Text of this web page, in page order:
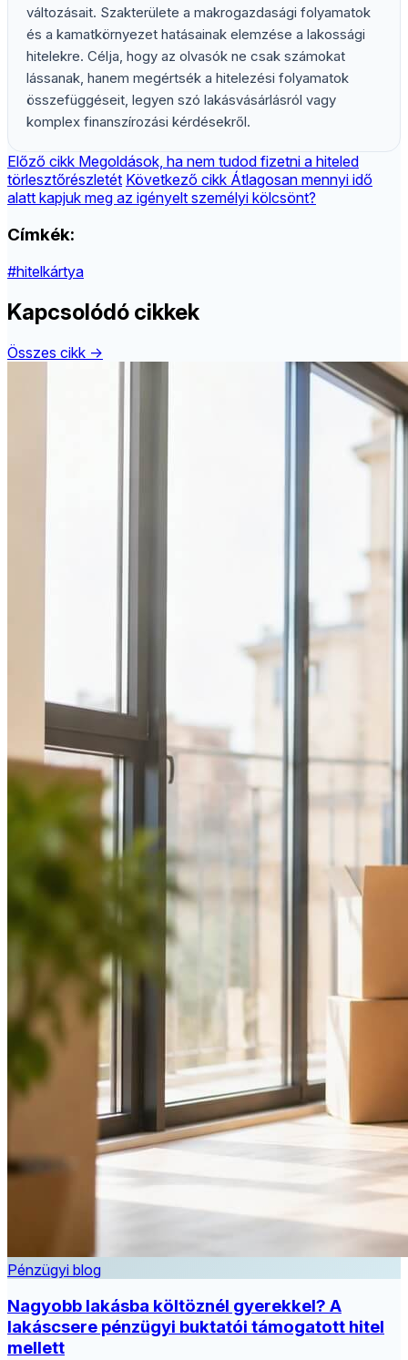
változásait. Szakterülete a makrogazdasági folyamatok
és a kamatkörnyezet hatásainak elemzése a lakossági
hitelekre. Célja, hogy az olvasók ne csak számokat
lássanak, hanem megértsék a hitelezési folyamatok
összefüggéseit, legyen szó lakásvásárlásról vagy
komplex finanszírozási kérdésekről.
Előző cikk Megoldások, ha nem tudod fizetni a hiteled
törlesztőrészletét Következő cikk Átlagosan mennyi idő
alatt kapjuk meg az igényelt személyi kölcsönt?
Címkék:
#hitelkártya
Kapcsolódó cikkek
Összes cikk →
Pénzügyi blog
Nagyobb lakásba költöznél gyerekkel? A
lakáscsere pénzügyi buktatói támogatott hitel
mellett